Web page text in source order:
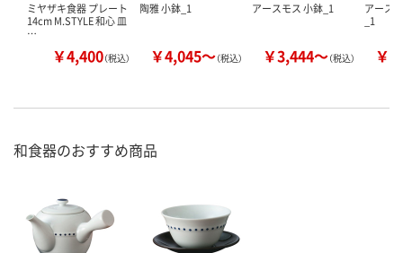
ミヤザキ食器 プレート
14cm M.STYLE 和心 皿
…
￥4,400（税込）
陶雅 小鉢_1
￥4,045～（税込）
アースモス 小鉢_1
￥3,444～（税込）
アース
_1
￥
和食器のおすすめ商品